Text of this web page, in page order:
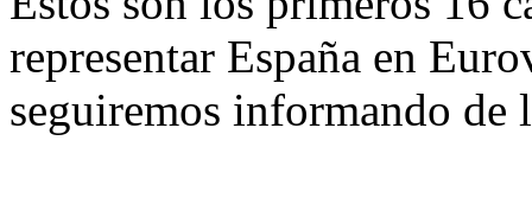
representar España en
seguiremos informando de